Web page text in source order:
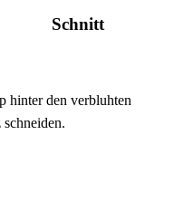
Schnitt
hinter den verbluhten